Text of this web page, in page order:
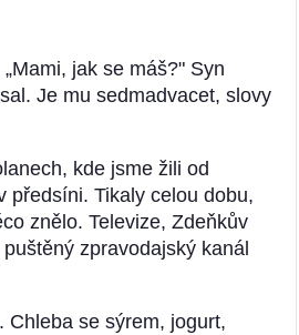
jak se máš?" Syn
Je mu sedmadvacet, slovy
kde jsme žili od
předsíni. Tikaly celou dobu,
znělo. Televize, Zdeňkův
zpravodajský kanál
Chleba se sýrem, jogurt,